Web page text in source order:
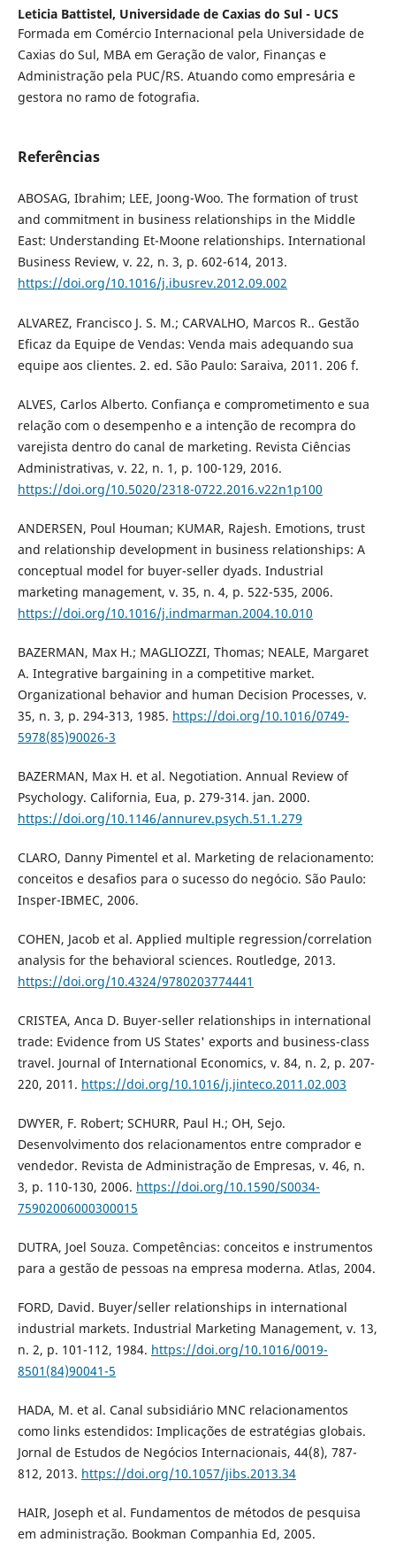
Leticia Battistel, Universidade de Caxias do Sul - UCS
Formada em Comércio Internacional pela Universidade de
Caxias do Sul, MBA em Geração de valor, Finanças e
Administração pela PUC/RS. Atuando como empresária e
gestora no ramo de fotografia.
Referências
ABOSAG, Ibrahim; LEE, Joong-Woo. The formation of trust
and commitment in business relationships in the Middle
East: Understanding Et-Moone relationships. International
Business Review, v. 22, n. 3, p. 602-614, 2013.
https://doi.org/10.1016/j.ibusrev.2012.09.002
ALVAREZ, Francisco J. S. M.; CARVALHO, Marcos R.. Gestão
Eficaz da Equipe de Vendas: Venda mais adequando sua
equipe aos clientes. 2. ed. São Paulo: Saraiva, 2011. 206 f.
ALVES, Carlos Alberto. Confiança e comprometimento e sua
relação com o desempenho e a intenção de recompra do
varejista dentro do canal de marketing. Revista Ciências
Administrativas, v. 22, n. 1, p. 100-129, 2016.
https://doi.org/10.5020/2318-0722.2016.v22n1p100
ANDERSEN, Poul Houman; KUMAR, Rajesh. Emotions, trust
and relationship development in business relationships: A
conceptual model for buyer-seller dyads. Industrial
marketing management, v. 35, n. 4, p. 522-535, 2006.
https://doi.org/10.1016/j.indmarman.2004.10.010
BAZERMAN, Max H.; MAGLIOZZI, Thomas; NEALE, Margaret
A. Integrative bargaining in a competitive market.
Organizational behavior and human Decision Processes, v.
35, n. 3, p. 294-313, 1985. https://doi.org/10.1016/0749-
5978(85)90026-3
BAZERMAN, Max H. et al. Negotiation. Annual Review of
Psychology. California, Eua, p. 279-314. jan. 2000.
https://doi.org/10.1146/annurev.psych.51.1.279
CLARO, Danny Pimentel et al. Marketing de relacionamento:
conceitos e desafios para o sucesso do negócio. São Paulo:
Insper-IBMEC, 2006.
COHEN, Jacob et al. Applied multiple regression/correlation
analysis for the behavioral sciences. Routledge, 2013.
https://doi.org/10.4324/9780203774441
CRISTEA, Anca D. Buyer-seller relationships in international
trade: Evidence from US States' exports and business-class
travel. Journal of International Economics, v. 84, n. 2, p. 207-
220, 2011. https://doi.org/10.1016/j.jinteco.2011.02.003
DWYER, F. Robert; SCHURR, Paul H.; OH, Sejo.
Desenvolvimento dos relacionamentos entre comprador e
vendedor. Revista de Administração de Empresas, v. 46, n.
3, p. 110-130, 2006. https://doi.org/10.1590/S0034-
75902006000300015
DUTRA, Joel Souza. Competências: conceitos e instrumentos
para a gestão de pessoas na empresa moderna. Atlas, 2004.
FORD, David. Buyer/seller relationships in international
industrial markets. Industrial Marketing Management, v. 13,
n. 2, p. 101-112, 1984. https://doi.org/10.1016/0019-
8501(84)90041-5
HADA, M. et al. Canal subsidiário MNC relacionamentos
como links estendidos: Implicações de estratégias globais.
Jornal de Estudos de Negócios Internacionais, 44(8), 787-
812, 2013. https://doi.org/10.1057/jibs.2013.34
HAIR, Joseph et al. Fundamentos de métodos de pesquisa
em administração. Bookman Companhia Ed, 2005.